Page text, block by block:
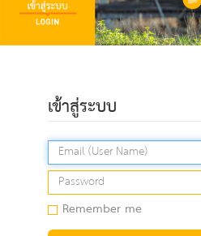
เข้าสู่ระบบ
Remember me